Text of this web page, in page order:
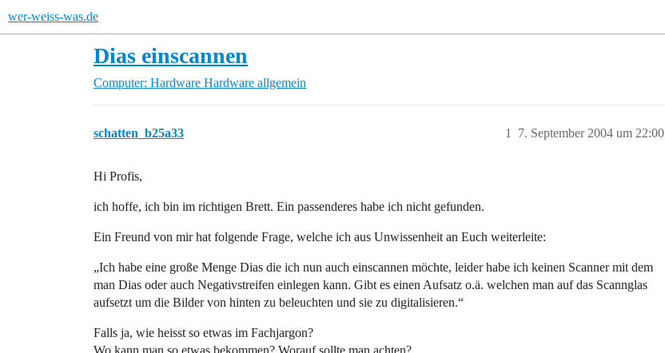
wer-weiss-was.de
Dias einscannen
Computer: Hardware Hardware allgemein
schatten_b25a33 7. September 2004 um 22:00
1
Hi Profis,
ich hoffe, ich bin im richtigen Brett. Ein passenderes habe ich nicht gefunden.
Ein Freund von mir hat folgende Frage, welche ich aus Unwissenheit an Euch weiterleite:
„Ich habe eine große Menge Dias die ich nun auch einscannen möchte, leider habe ich keinen Scanner mit dem
man Dias oder auch Negativstreifen einlegen kann. Gibt es einen Aufsatz o.ä. welchen man auf das Scannglas
aufsetzt um die Bilder von hinten zu beleuchten und sie zu digitalisieren.“
Falls ja, wie heisst so etwas im Fachjargon?
Wo kann man so etwas bekommen? Worauf sollte man achten?